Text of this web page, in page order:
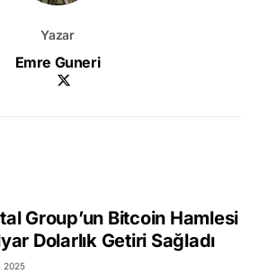
Yazar
Emre Guneri
Group’un Bitcoin Hamlesi
Dolarlık Getiri Sağladı
2025